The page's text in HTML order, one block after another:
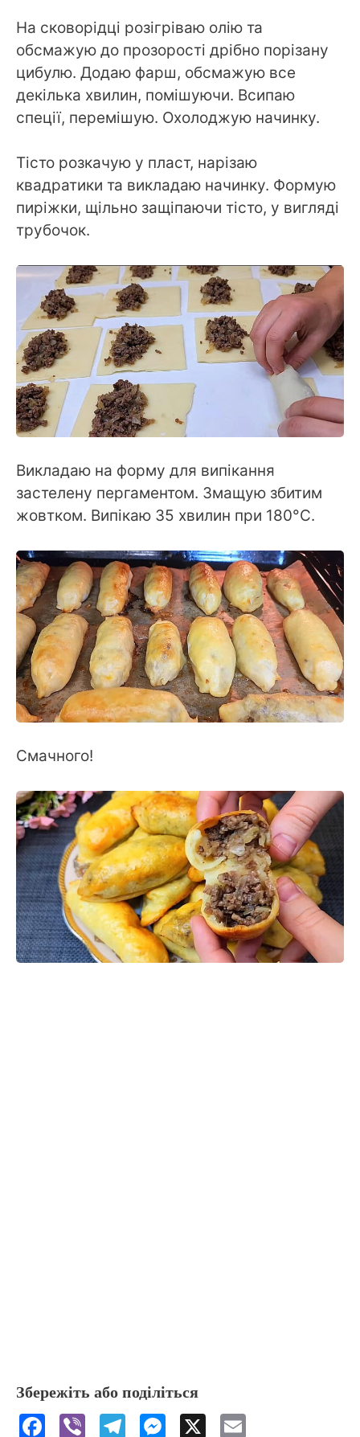
На сковорідці розігріваю олію та
обсмажую до прозорості дрібно порізану
цибулю. Додаю фарш, обсмажую все
декілька хвилин, помішуючи. Всипаю
спеції, перемішую. Охолоджую начинку.
Тісто розкачую у пласт, нарізаю
квадратики та викладаю начинку. Формую
пиріжки, щільно защіпаючи тісто, у вигляді
трубочок.
Викладаю на форму для випікання
застелену пергаментом. Змащую збитим
жовтком. Випікаю 35 хвилин при 180°C.
Смачного!
Збережіть або поділіться
F
Vi
T
M
X